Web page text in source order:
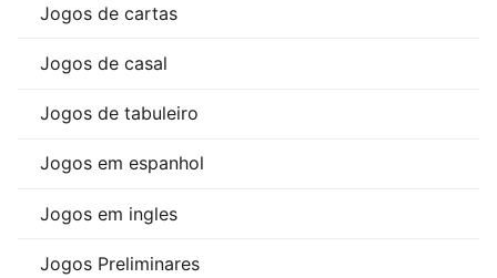
Jogos de cartas
Jogos de casal
Jogos de tabuleiro
Jogos em espanhol
Jogos em ingles
Jogos Preliminares